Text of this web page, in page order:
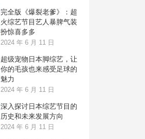
完全版《爆裂老爹》：超
火综艺节目艺人暴脾气装
扮惊喜多多
2024 年 6 月 11 日
超级宠物日本脚综艺，让
你的毛孩也来感受足球的
魅力
2024 年 6 月 11 日
深入探讨日本综艺节目的
历史和未来发展方向
2024 年 6 月 11 日